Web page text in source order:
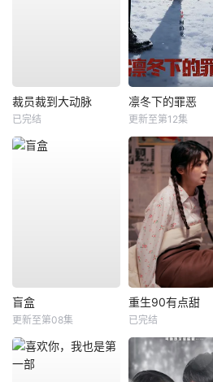
裁员裁到大动脉
已完结
凛冬下的罪恶
更新至第12集
盲盒
更新至第08集
重生90有点甜
已完结